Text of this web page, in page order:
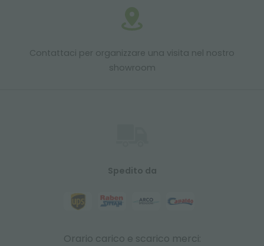
Contattaci per organizzare una visita nel nostro
showroom
Spedito da
Orario carico e scarico merci: